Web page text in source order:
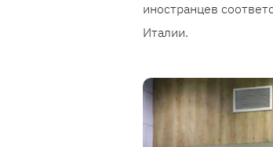
иностранцев
Италии.